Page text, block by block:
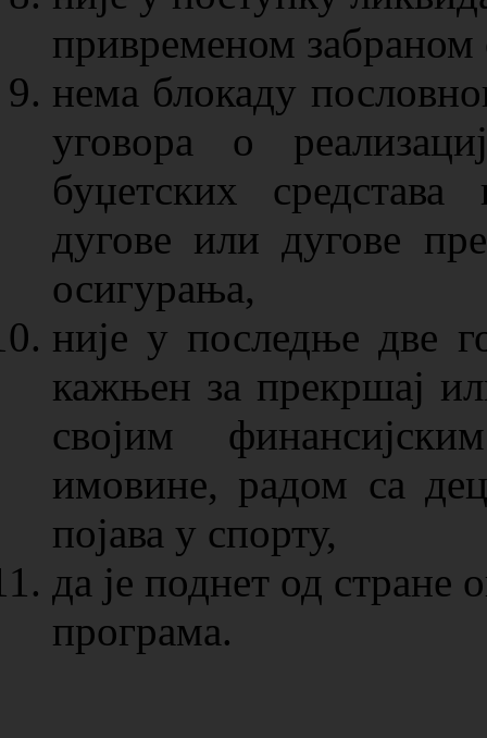
привременом
нема блокаду
уговора о
буџетских
дугове или дугове
осигурања,
није у последње две
кажњен за прекршај
својим
имовине, радом са
појава у спорту,
да је поднет од стране
програма.